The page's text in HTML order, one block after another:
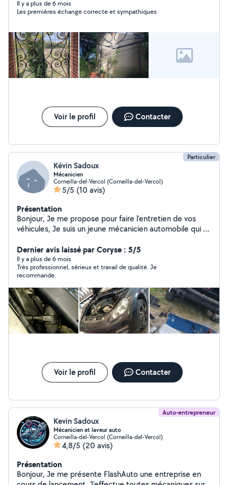
Il y a plus de 6 mois
Les premières échange correcte et sympathiques
Voir le profil Contacter
Particulier
Kévin Sadoux
Mécanicien
Corneilla-del-Vercol (Corneilla-del-Vercol)
5/5 (10 avis)
Présentation
Bonjour, Je me propose pour faire l'entretien de vos
véhicules, Je suis un jeune mécanicien automobile qui a
suis à votre entière disponibilité pour plus de
renseignements
Dernier avis laissé par Coryse : 5/5
Il y a plus de 6 mois
Très professionnel, sérieux et travail de qualité. Je
recommande.
Voir le profil Contacter
Auto-entrepreneur
Kevin Sadoux
Mécanicien et laveur auto
Corneilla-del-Vercol (Corneilla-del-Vercol)
4,8/5 (20 avis)
Présentation
Bonjour, Je me présente FlashAuto une entreprise en